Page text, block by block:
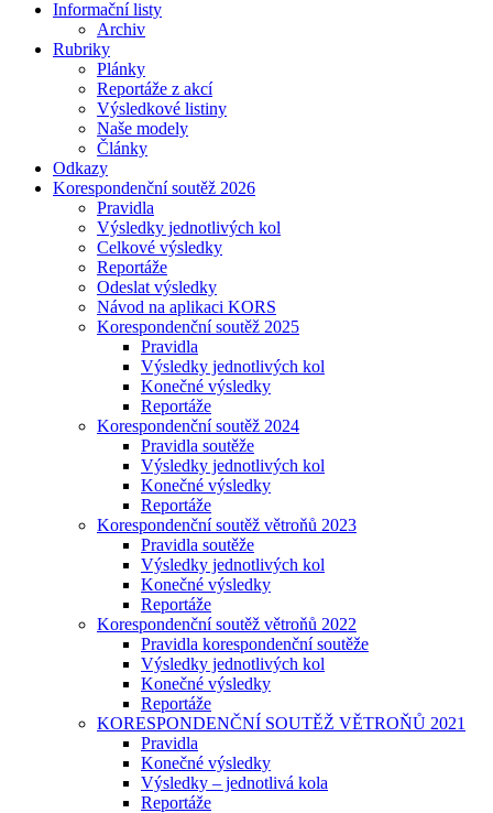
Informační listy
Archiv
Rubriky
Plánky
Reportáže z akcí
Výsledkové listiny
Naše modely
Články
Odkazy
Korespondenční soutěž 2026
Pravidla
Výsledky jednotlivých kol
Celkové výsledky
Reportáže
Odeslat výsledky
Návod na aplikaci KORS
Korespondenční soutěž 2025
Pravidla
Výsledky jednotlivých kol
Konečné výsledky
Reportáže
Korespondenční soutěž 2024
Pravidla soutěže
Výsledky jednotlivých kol
Konečné výsledky
Reportáže
Korespondenční soutěž větroňů 2023
Pravidla soutěže
Výsledky jednotlivých kol
Konečné výsledky
Reportáže
Korespondenční soutěž větroňů 2022
Pravidla korespondenční soutěže
Výsledky jednotlivých kol
Konečné výsledky
Reportáže
KORESPONDENČNÍ SOUTĚŽ VĚTROŇŮ 2021
Pravidla
Konečné výsledky
Výsledky – jednotlivá kola
Reportáže